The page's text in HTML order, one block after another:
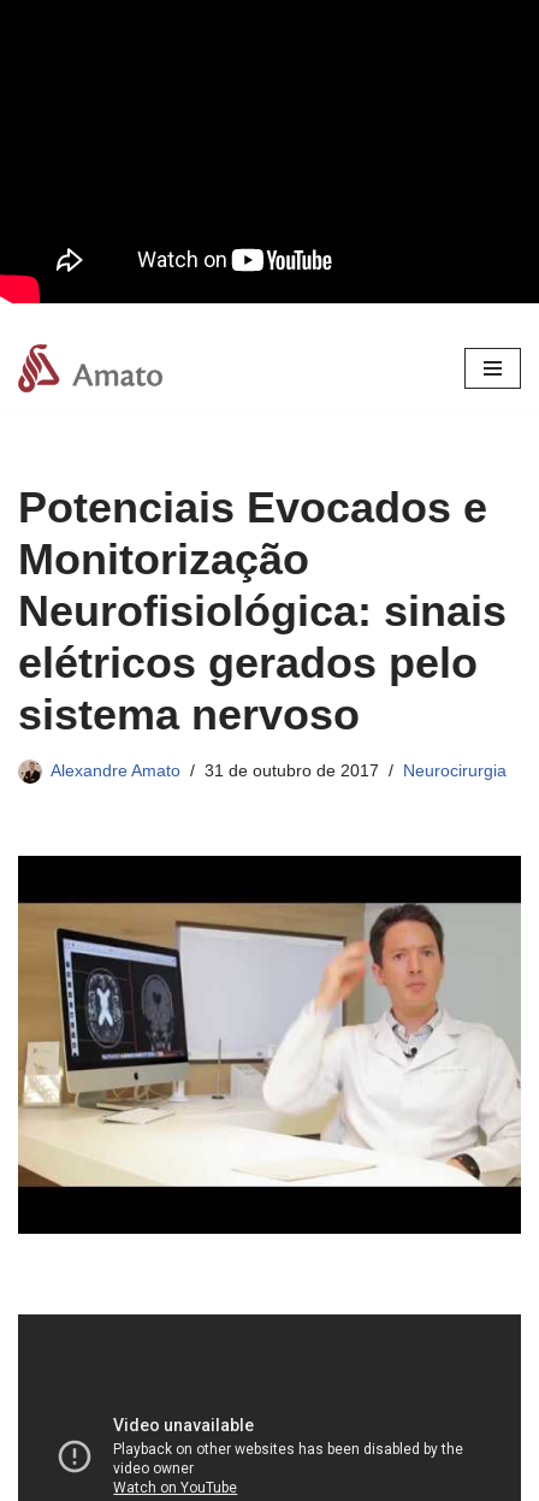
Pular
Potenciais Evocados e
Monitorização
Neurofisiológica: sinais
elétricos gerados pelo
sistema nervoso
Alexandre Amato 31 de outubro de 2017 Neurocirurgia